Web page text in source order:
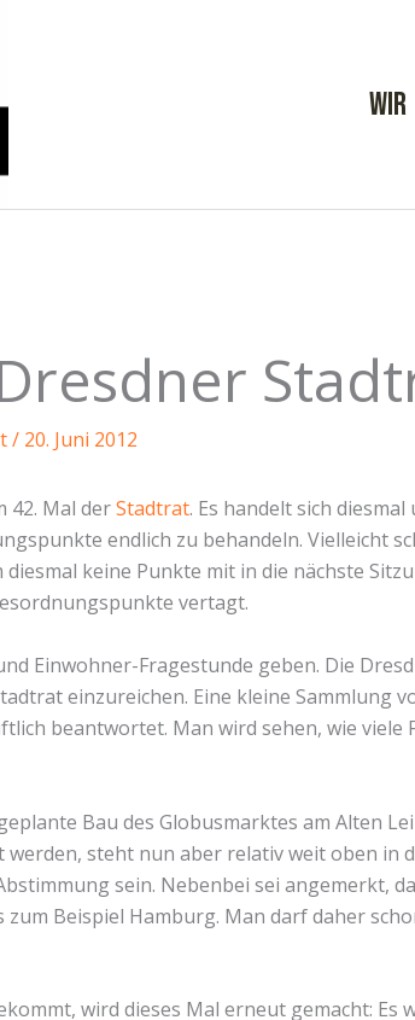
Wir
/ 20. Juni 2012
42. Mal derStadtrat. Es handelt sich
endlich zu behandeln. Vielleicht
keine Punkte mit in die nächste
vertagt.
Einwohner-Fragestunde geben. Die
einzureichen. Eine kleine Sammlung
beantwortet. Man wird sehen, wie viele
Bau des Globusmarktes am Alten
steht nun aber relativ weit oben in
sein. Nebenbei sei angemerkt,
Beispiel Hamburg. Man darf daher
wird dieses Mal erneut gemacht: Es